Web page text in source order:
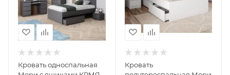
Кровать односпальная
Кровать